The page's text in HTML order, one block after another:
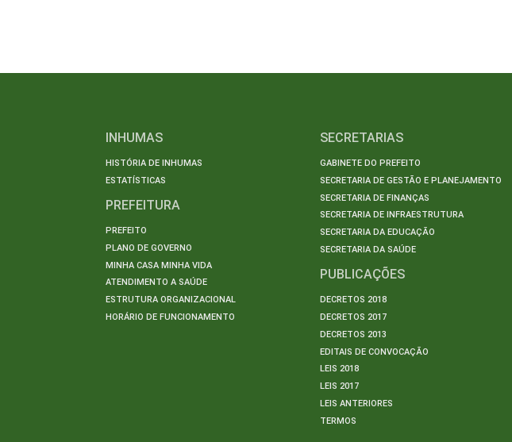
INHUMAS
HISTÓRIA DE INHUMAS
ESTATÍSTICAS
PREFEITURA
PREFEITO
PLANO DE GOVERNO
MINHA CASA MINHA VIDA
ATENDIMENTO A SAÚDE
ESTRUTURA ORGANIZACIONAL
HORÁRIO DE FUNCIONAMENTO
SECRETARIAS
GABINETE DO PREFEITO
SECRETARIA DE GESTÃO E PLANEJAMENTO
SECRETARIA DE FINANÇAS
SECRETARIA DE INFRAESTRUTURA
SECRETARIA DA EDUCAÇÃO
SECRETARIA DA SAÚDE
PUBLICAÇÕES
DECRETOS 2018
DECRETOS 2017
DECRETOS 2013
EDITAIS DE CONVOCAÇÃO
LEIS 2018
LEIS 2017
LEIS ANTERIORES
TERMOS